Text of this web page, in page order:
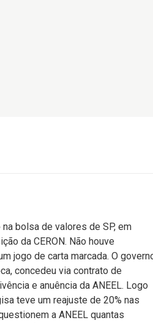
bolsa de valores de SP, em
da CERON. Não houve
jogo de carta marcada. O
concedeu via contrato de
e anuência da ANEEL. Logo
teve um reajuste de 20% nas
a ANEEL quantas